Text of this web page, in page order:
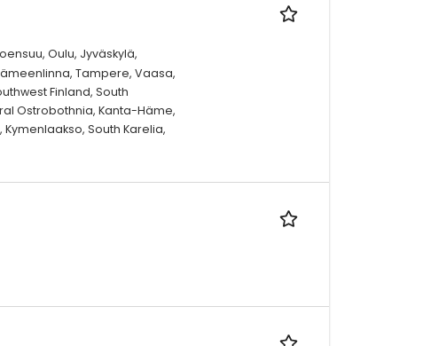
Oulu, Jyväskylä,
Tampere, Vaasa,
Finland, South
Ostrobothnia, Kanta-Häme,
South Karelia,